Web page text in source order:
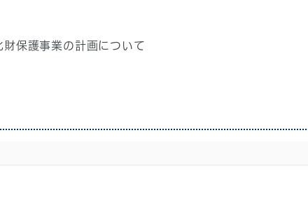
保護事業の計画について